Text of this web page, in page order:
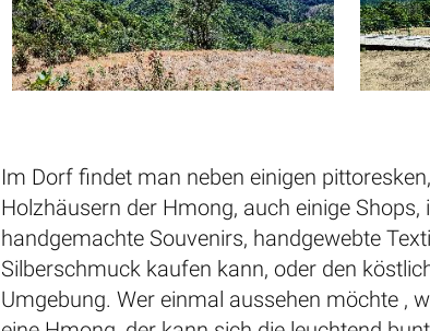
Im Dorf findet man neben einigen
Holzhäusern der Hmong, auch einige Shops,
handgemachte Souvenirs, handgewebte
Silberschmuck kaufen kann, oder den
Umgebung. Wer einmal aussehen möchte ,